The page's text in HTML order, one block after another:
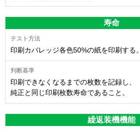
寿命
印刷カバレッジ各色50%の紙を印刷する。
印刷できなくなるまでの枚数を記録し、
純正と同じ印刷枚数寿命であること。
繰返装機機能